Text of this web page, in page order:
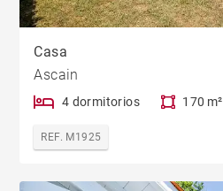
Casa
Ascain
4 dormitorios 170 m²
REF. M1925